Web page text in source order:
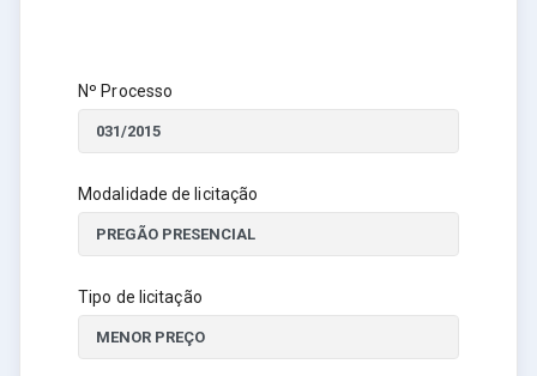
Nº Processo
Modalidade de licitação
Tipo de licitação